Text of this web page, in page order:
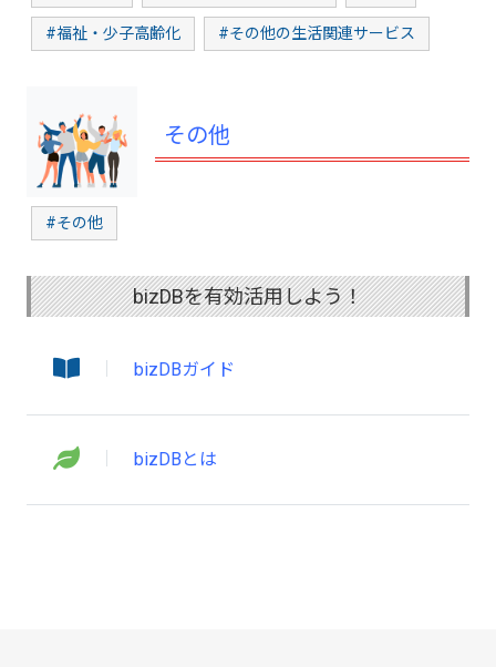
#福祉・少子高齢化 #その他の生活関連サービス
その他
#その他
bizDBを有効活用しよう！
bizDBガイド
bizDBとは